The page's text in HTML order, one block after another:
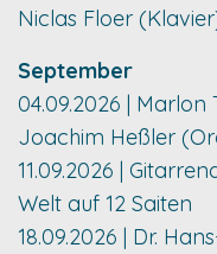
Niclas Floer
September
04.09.2026 |
Joachim Heßler
11.09.2026 |
Welt auf 12 Saiten
18.09.2026 | Dr.